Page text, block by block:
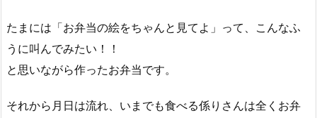
たまには「お弁当の絵をちゃんと見てよ」って、こんなふ
うに叫んでみたい！！
と思いながら作ったお弁当です。
それから月日は流れ、いまでも食べる係りさんは全くお弁